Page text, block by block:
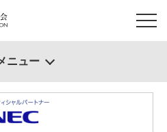
ニュー